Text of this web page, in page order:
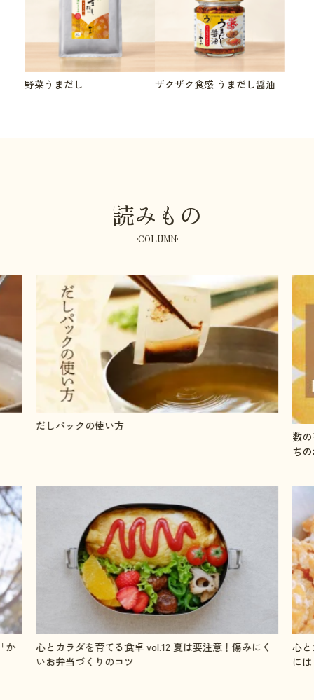
野菜うまだし ザクザク食感 うまだし醤油
読みもの
COLUMN
だしパックの使い方
数
ち
か
心とカラダを育てる食卓 vol.12 夏は要注意！傷みにく
いお弁当づくりのコツ
心
に